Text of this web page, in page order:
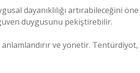
dayanıklılığı artırabileceğini öne
duygusunu pekiştirebilir.
ve yönetir. Tentürdiyot,